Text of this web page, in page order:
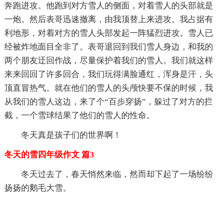
奔跑进攻。他跑到对方雪人的侧面，对着雪人的头部就是
一炮。然后表哥迅速撤离，由我顶替上来进攻。我占据有
利地形，对着对方的雪人头部发起一阵猛烈进攻。雪人已
经被炸地面目全非了。表哥退回到我们雪人身边，和我的
两个朋友迂回作战，尽量保护着我们的雪人。我们就这样
来来回回了许多回合，我们玩得满脸通红，浑身是汗，头
顶直冒热气。就在他们的雪人的头颅快要不保的时候，我
从我们的雪人这边，来了个“百步穿扬”，躲过了对方的拦
截，一个雪球结果了他们的雪人的性命。
冬天真是孩子们的世界啊！
冬天的雪四年级作文 篇3
冬天过去了，春天悄然来临，然而却下起了一场纷纷
扬扬的鹅毛大雪。